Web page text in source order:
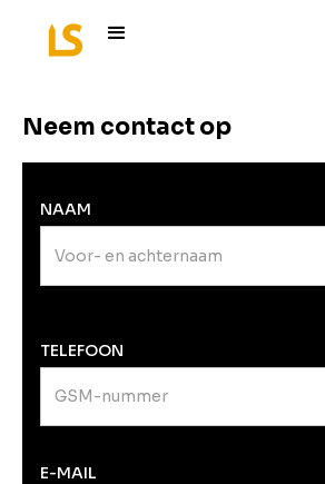
Neem contact op
NAAM
TELEFOON
E-MAIL